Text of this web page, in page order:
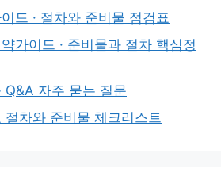
드 · 절차와 준비물 점검표
가이드 · 준비물과 절차 핵심정
Q&A 자주 묻는 질문
차와 준비물 체크리스트